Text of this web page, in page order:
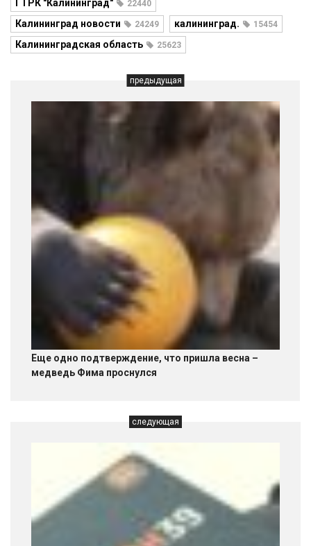
ГТРК "Калининград" 22440
Калининград новости 24249 калининград. 15454
Калининградская область 25623
предыдущая
Еще одно подтверждение, что пришла весна –
медведь Фима проснулся
следующая